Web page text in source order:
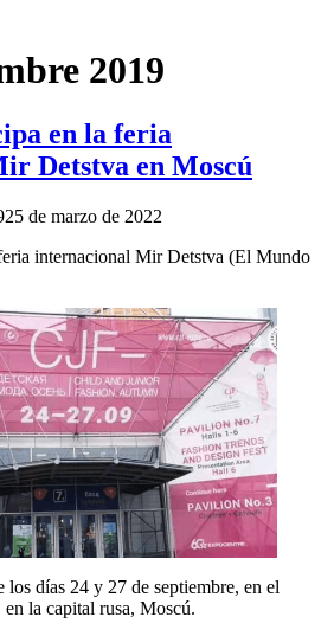
2019
en la feria
Detstva en Moscú
25 de marzo de 2022
internacional Mir Detstva (El Mundo
los días 24 y 27 de septiembre, en el
la capital rusa, Moscú.